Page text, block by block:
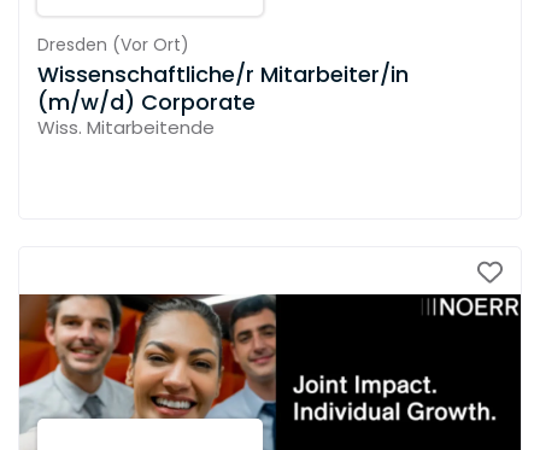
Dresden (Vor Ort)
Wissenschaftliche/r Mitarbeiter/in
(m/w/d) Corporate
Wiss. Mitarbeitende